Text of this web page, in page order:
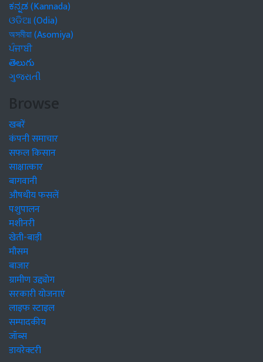
ಕನ್ನಡ (Kannada)
ଓଡିଆ (Odia)
অসমীয়া (Asomiya)
ਪੰਜਾਬੀ
తెలుగు
ગુજરાતી
Browse
खबरें
कंपनी समाचार
सफल किसान
साक्षात्कार
बागवानी
औषधीय फसलें
पशुपालन
मशीनरी
खेती-बाड़ी
मौसम
बाजार
ग्रामीण उद्द्योग
सरकारी योजनाएं
लाइफ स्टाइल
सम्पादकीय
जॉब्स
डायरेक्टरी